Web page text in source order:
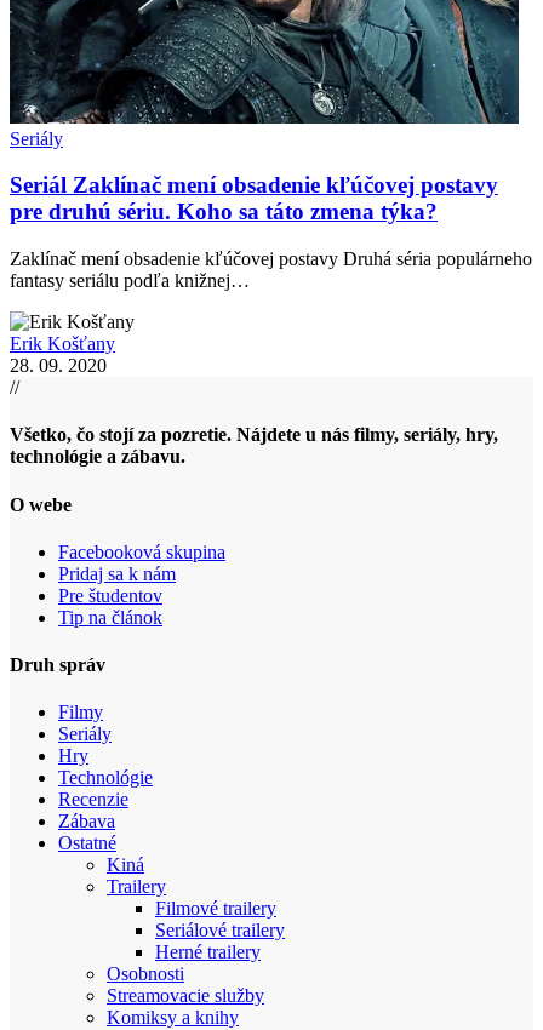
Seriály
Seriál Zaklínač mení obsadenie kľúčovej postavy
pre druhú sériu. Koho sa táto zmena týka?
Zaklínač mení obsadenie kľúčovej postavy Druhá séria populárneho
fantasy seriálu podľa knižnej…
Erik Košťany
28. 09. 2020
//
Všetko, čo stojí za pozretie. Nájdete u nás filmy, seriály, hry,
technológie a zábavu.
O webe
Facebooková skupina
Pridaj sa k nám
Pre študentov
Tip na článok
Druh správ
Filmy
Seriály
Hry
Technológie
Recenzie
Zábava
Ostatné
Kiná
Trailery
Filmové trailery
Seriálové trailery
Herné trailery
Osobnosti
Streamovacie služby
Komiksy a knihy